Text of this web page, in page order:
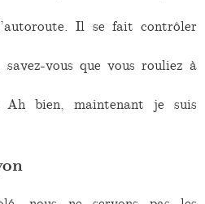
Il se fait contrôler
vous que vous rouliez à
Ah bien, maintenant je suis